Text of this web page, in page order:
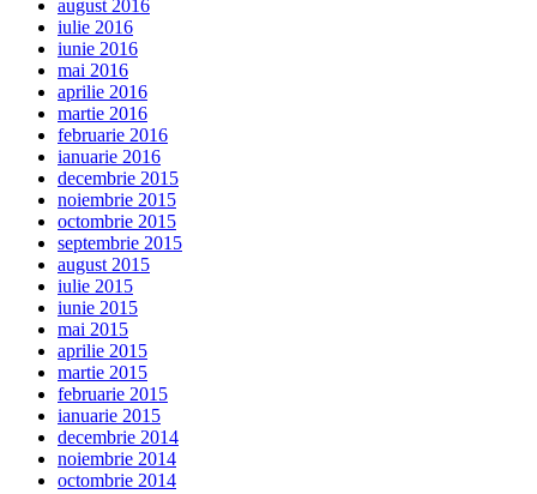
august 2016
iulie 2016
iunie 2016
mai 2016
aprilie 2016
martie 2016
februarie 2016
ianuarie 2016
decembrie 2015
noiembrie 2015
octombrie 2015
septembrie 2015
august 2015
iulie 2015
iunie 2015
mai 2015
aprilie 2015
martie 2015
februarie 2015
ianuarie 2015
decembrie 2014
noiembrie 2014
octombrie 2014